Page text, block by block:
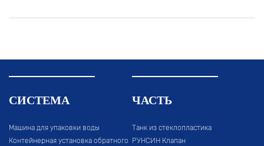
СИСТЕМА
Машина для упаковки воды
Контейнерная установка обратного
ЧАСТЬ
Танк из стеклопластика
РУНСИН Клапан